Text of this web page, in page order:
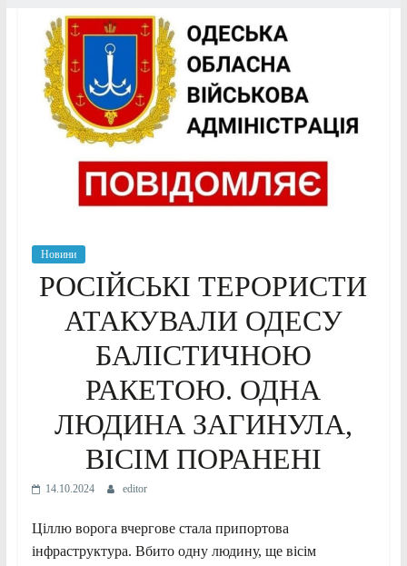
Новини
РОСІЙСЬКІ ТЕРОРИСТИ
АТАКУВАЛИ ОДЕСУ
БАЛІСТИЧНОЮ
РАКЕТОЮ. ОДНА
ЛЮДИНА ЗАГИНУЛА,
ВІСІМ ПОРАНЕНІ
14.10.2024 editor
Ціллю ворога вчергове стала припортова
інфраструктура. Вбито одну людину, ще вісім